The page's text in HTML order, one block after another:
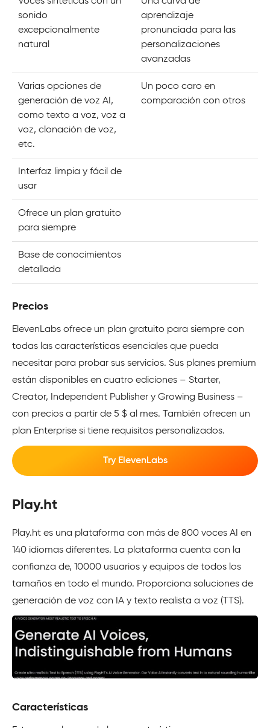
sonido
excepcionalmente
natural
aprendizaje
pronunciada para las
personalizaciones
avanzadas
Varias opciones de
generación de voz AI,
como texto a voz, voz a
voz, clonación de voz,
etc.
Un poco caro en
comparación con otros
Interfaz limpia y fácil de
usar
Ofrece un plan gratuito
para siempre
Base de conocimientos
detallada
Precios
ElevenLabs ofrece un plan gratuito para siempre con
todas las características esenciales que pueda
necesitar para probar sus servicios. Sus planes premium
están disponibles en cuatro ediciones – Starter,
Creator, Independent Publisher y Growing Business –
con precios a partir de 5 $ al mes. También ofrecen un
plan Enterprise si tiene requisitos personalizados.
Try ElevenLabs
Play.ht
Play.ht es una plataforma con más de 800 voces AI en
140 idiomas diferentes. La plataforma cuenta con la
confianza de, 10000 usuarios y equipos de todos los
tamaños en todo el mundo. Proporciona soluciones de
generación de voz con IA y texto realista a voz (TTS).
Características